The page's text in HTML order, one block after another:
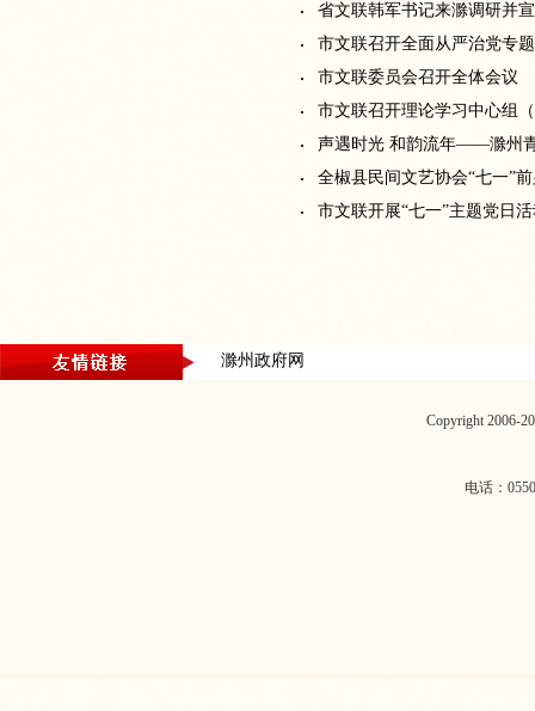
省文联韩军书记来滁调研并
市文联召开全面从严治党专
市文联委员会召开全体会议
市文联召开理论学习中心组
声遇时光 和韵流年——滁州
全椒县民间文艺协会“七一”
市文联开展“七一”主题党日
滁州政府网
Copyright 2006-
电话：